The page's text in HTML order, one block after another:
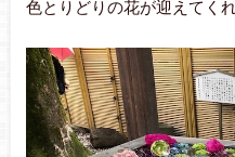
色とりどりの花が迎えてく